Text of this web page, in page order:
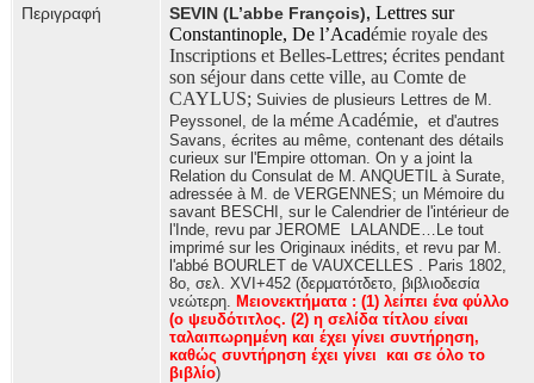
Περιγραφή SEVIN (L’abbe François), Lettres sur
Constantinople, De l’Académie royale des
Inscriptions et Belles-Lettres; écrites pendant
son séjour dans cette ville, au Comte de
CAYLUS; Suivies de plusieurs Lettres de M.
Peyssonel, de la méme Académie, et d'autres
Savans, écrites au même, contenant des détails
curieux sur l'Empire ottoman. On y a joint la
Relation du Consulat de M. ANQUETIL à Surate,
adressée à M. de VERGENNES; un Mémoire du
savant BESCHI, sur le Calendrier de l'intérieur de
l'Inde, revu par JEROME
LALANDE…Le tout
imprimé sur les Originaux inédits, et revu par M.
l'abbé BOURLET de VAUXCELLES . Paris 1802,
8ο, σελ. XVI+452 (δερματότδετο, βιβλιοδεσία
νεώτερη. Μειονεκτήματα : (1) λείπει ένα φύλλο
(ο ψευδότιτλος. (2) η σελίδα τίτλου είναι
ταλαιπωρημένη και έχει γίνει συντήρηση,
καθώς συντήρηση έχει γίνει
και σε όλο το
βιβλίο)